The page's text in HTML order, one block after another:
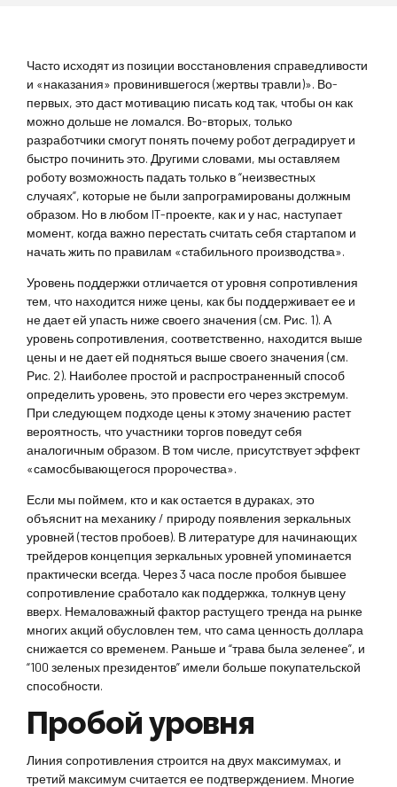
Часто исходят из позиции восстановления справедливости
и «наказания» провинившегося (жертвы травли)». Во-
первых, это даст мотивацию писать код так, чтобы он как
можно дольше не ломался. Во-вторых, только
разработчики смогут понять почему робот деградирует и
быстро починить это. Другими словами, мы оставляем
роботу возможность падать только в “неизвестных
случаях”, которые не были запрограмированы должным
образом. Но в любом IT-проекте, как и у нас, наступает
момент, когда важно перестать считать себя стартапом и
начать жить по правилам «стабильного производства».
Уровень поддержки отличается от уровня сопротивления
тем, что находится ниже цены, как бы поддерживает ее и
не дает ей упасть ниже своего значения (см. Рис. 1). А
уровень сопротивления, соответственно, находится выше
цены и не дает ей подняться выше своего значения (см.
Рис. 2). Наиболее простой и распространенный способ
определить уровень, это провести его через экстремум.
При следующем подходе цены к этому значению растет
вероятность, что участники торгов поведут себя
аналогичным образом. В том числе, присутствует эффект
«самосбывающегося пророчества».
Если мы поймем, кто и как остается в дураках, это
объяснит на механику / природу появления зеркальных
уровней (тестов пробоев). В литературе для начинающих
трейдеров концепция зеркальных уровней упоминается
практически всегда. Через 3 часа после пробоя бывшее
сопротивление сработало как поддержка, толкнув цену
вверх. Немаловажный фактор растущего тренда на рынке
многих акций обусловлен тем, что сама ценность доллара
снижается со временем. Раньше и “трава была зеленее”, и
“100 зеленых президентов” имели больше покупательской
способности.
Пробой уровня
Линия сопротивления строится на двух максимумах, и
третий максимум считается ее подтверждением. Многие